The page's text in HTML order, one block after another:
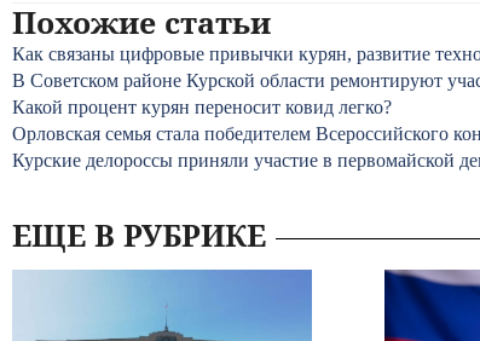
Похожие статьи
Как связаны цифровые привычки курян, развитие
В Советском районе Курской области ремонтируют
Какой процент курян переносит ковид легко?
Орловская семья стала победителем Всероссийского
Курские делороссы приняли участие в первомайской
ЕЩЕ В РУБРИКЕ